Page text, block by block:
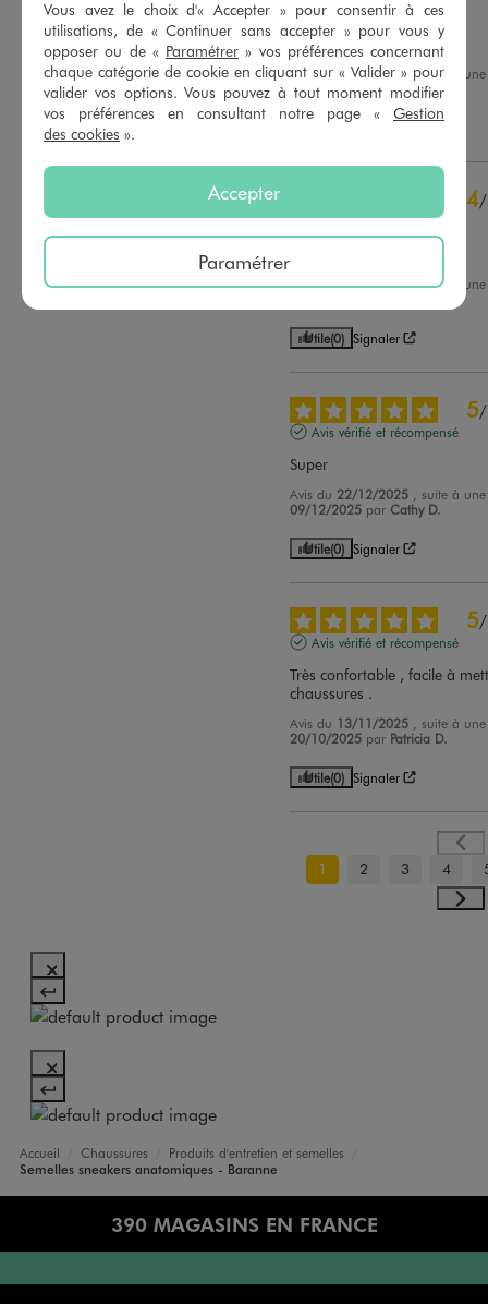
3étoiles
4
2étoiles
2
1étoile 0
Trier les avis
Avis vérifié et récompensé
Tres bon produit
Avis du 22/01/2026 , suite à
09/01/2026 par NICOLE G.
Utile
4/
Avis vérifié et récompensé
Avis du18/01/2026 , suite à
Utile(0) Signaler
5/
Avis vérifié et récompensé
Super
Avis du 22/12/2025 , suite à
09/12/2025 parCathy D.
Utile(0) Signaler
5/
Avis vérifié et récompensé
Très confortable , facile à
chaussures .
Avis du 13/11/2025 , suite à
20/10/2025 par Patricia D.
Utile(0) Signaler
1 2 3 4
Accueil Chaussures
Produits d'entretien et semelles
Semelles sneakers anatomiques - Baranne
390 MAGASINS EN FRANCE
Vous avez le choix d'« Accepter » pour consentir à ces
utilisations, de « Continuer sans accepter » pour vous y
opposer ou de « Paramétrer » vos préférences concernant
chaque catégorie de cookie en cliquant sur « Valider » pour
valider vos options. Vous pouvez à tout moment modifier
vos préférences en consultant notre page « Gestion
des cookies ».
Accepter
Paramétrer